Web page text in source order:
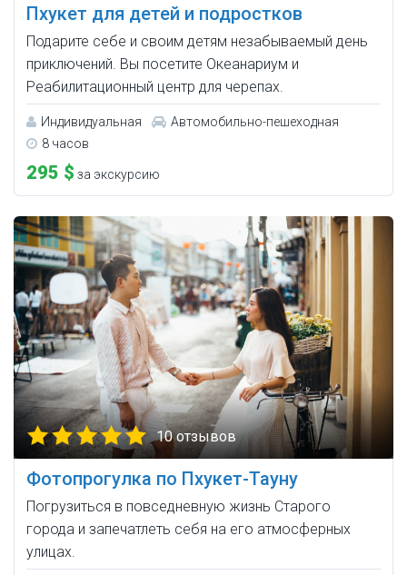
Пхукет для детей и подростков
Подарите себе и своим детям незабываемый день
приключений. Вы посетите Океанариум и
Реабилитационный центр для черепах.
Индивидуальная
Автомобильно-пешеходная
8 часов
295 $ за экскурсию
10 отзывов
Фотопрогулка по Пхукет-Тауну
Погрузиться в повседневную жизнь Старого
города и запечатлеть себя на его атмосферных
улицах.